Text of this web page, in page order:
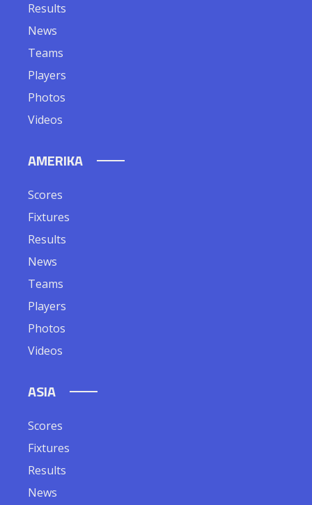
Results
News
Teams
Players
Photos
Videos
AMERIKA
Scores
Fixtures
Results
News
Teams
Players
Photos
Videos
ASIA
Scores
Fixtures
Results
News